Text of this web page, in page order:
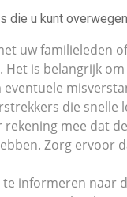
die u kunt
uw familieleden
is belangrijk
die snelle
mee dat
Zorg ervoor
informeren naar